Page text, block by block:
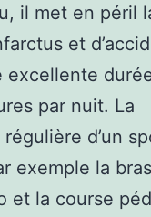
il met en péril
et
excellente
par nuit. La
d’un
exemple la
et la course